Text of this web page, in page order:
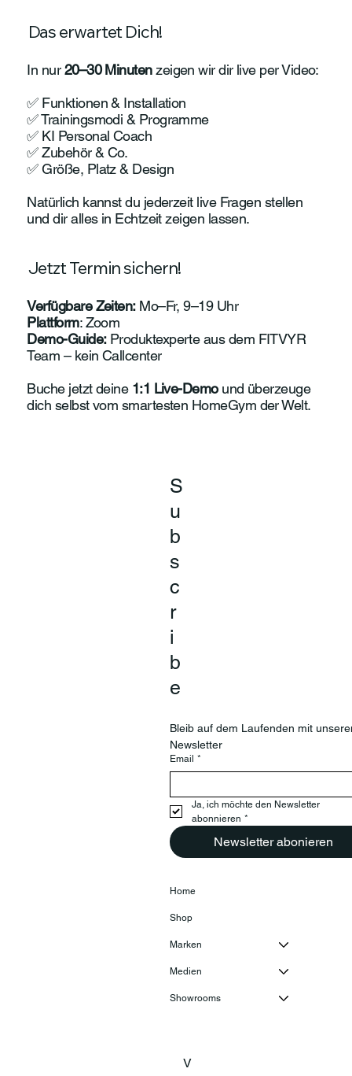
In nur20–30 Minutenzeigen wir dir live per Video:
✅ Funktionen & Installation
✅ Trainingsmodi & Programme
✅ KI Personal Coach
✅ Zubehör & Co.
✅ Größe, Platz & Design
Natürlich kannst du jederzeit live Fragen stellen
und dir alles in Echtzeit zeigen lassen.
Das erwartet Dich!
Verfügbare Zeiten:Mo–Fr, 9–19 Uhr
Plattform: Zoom
Demo-Guide:Produktexperte aus dem FITVYR
Team – kein Callcenter
Buche jetzt deine 1:1 Live-Demound überzeuge
dich selbst vom smartesten HomeGym der Welt.
Jetzt Termin sichern!
S
u
b
s
c
r
i
b
e
Bleib auf dem Laufenden mit
Newsletter
Email *
Ja, ich möchte den Newsletter
abonnieren *
Newsletter abonieren
V
Home
Shop
Marken
Medien
Showrooms